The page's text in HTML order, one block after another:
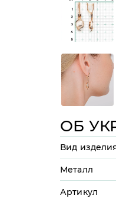
ОБ
Вид
Металл
Артикул